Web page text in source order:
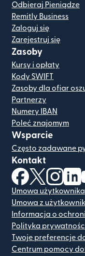
Odbieraj Pieniądze
Remitly Business
Zaloguj się
Zarejestruj się
Zasoby
Kursy i opłaty
Kody SWIFT
Zasoby dla ofiar
Partnerzy
Numery IBAN
Poleć znajomym
Wsparcie
Często zadawane
Kontakt
(otwiera się w
(otwiera
Umowa użytkownika
Umowa z
Informacja o
Polityka
Twoje preferencje
Centrum pomocy